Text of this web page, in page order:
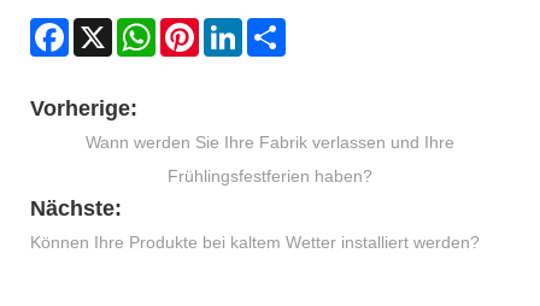
Facebook
X WhatsAppPinterestLinkedIn
Vorherige:
Wann werden Sie Ihre Fabrik verlassen und Ihre
Frühlingsfestferien haben?
Nächste:
Können Ihre Produkte bei kaltem Wetter installiert werden?